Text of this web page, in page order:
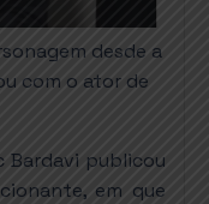
desde a
com o ator de
Bardavi publicou
em que